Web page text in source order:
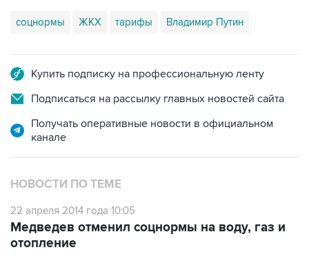
соцнормы ЖКХ тарифы Владимир Путин
Купить подписку на профессиональную ленту
Подписаться на рассылку главных новостей сайта
Получать оперативные новости в официальном
канале
НОВОСТИ ПО ТЕМЕ
22 апреля 2014 года 10:05
Медведев отменил соцнормы на воду, газ и
отопление